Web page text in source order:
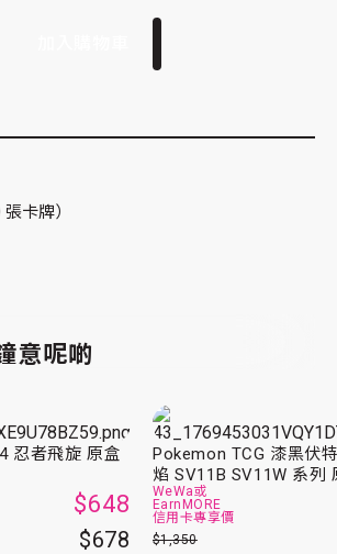
卡牌）
意呢啲
忍者飛旋 原盒
$648
$678
Pokemon TCG 漆黑伏特 / 純
焰 SV11B SV11W 系列
WeWa或
EarnMORE
信用卡專享價
$1,350